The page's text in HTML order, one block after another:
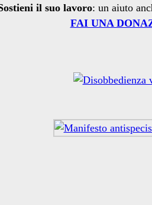
il suo lavoro: un aiuto
FAI UNA